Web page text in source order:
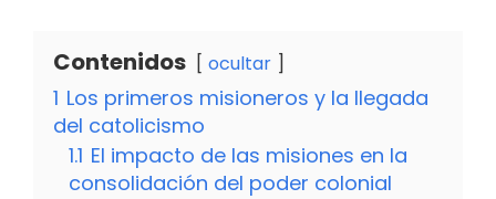
Contenidos ocultar
1 Los primeros misioneros y la llegada
del catolicismo
1.1 El impacto de las misiones en la
consolidación del poder colonial